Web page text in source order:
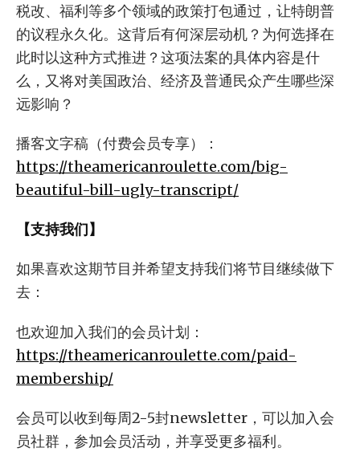
税改、福利等多个领域的政策打包通过，让特朗普
的议程永久化。这背后有何深层动机？为何选择在
此时以这种方式推进？这项法案的具体内容是什
么，又将对美国政治、经济及普通民众产生哪些深
远影响？
播客文字稿（付费会员专享）：
https://theamericanroulette.com/big-
beautiful-bill-ugly-transcript/
【支持我们】
如果喜欢这期节目并希望支持我们将节目继续做下
去：
也欢迎加入我们的会员计划：
https://theamericanroulette.com/paid-
membership/
会员可以收到每周2-5封newsletter，可以加入会
员社群，参加会员活动，并享受更多福利。